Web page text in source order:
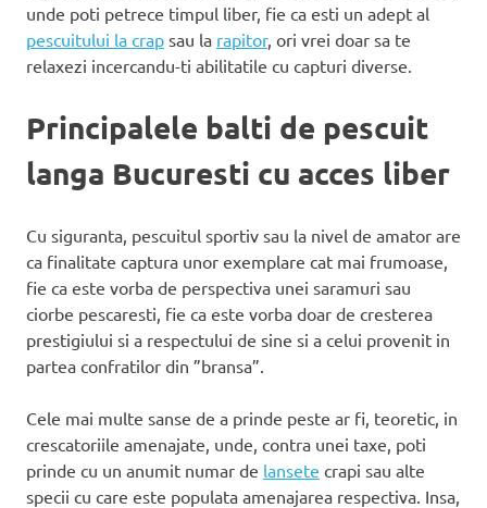
unde poti petrece timpul liber, fie ca esti un adept al
pescuitului la crap sau la rapitor, ori vrei doar sa te
relaxezi incercandu-ti abilitatile cu capturi diverse.
Principalele balti de pescuit
langa Bucuresti cu acces liber
Cu siguranta, pescuitul sportiv sau la nivel de amator are
ca finalitate captura unor exemplare cat mai frumoase,
fie ca este vorba de perspectiva unei saramuri sau
ciorbe pescaresti, fie ca este vorba doar de cresterea
prestigiului si a respectului de sine si a celui provenit in
partea confratilor din ”bransa”.
Cele mai multe sanse de a prinde peste ar fi, teoretic, in
crescatoriile amenajate, unde, contra unei taxe, poti
prinde cu un anumit numar de lansete crapi sau alte
specii cu care este populata amenajarea respectiva. Insa,